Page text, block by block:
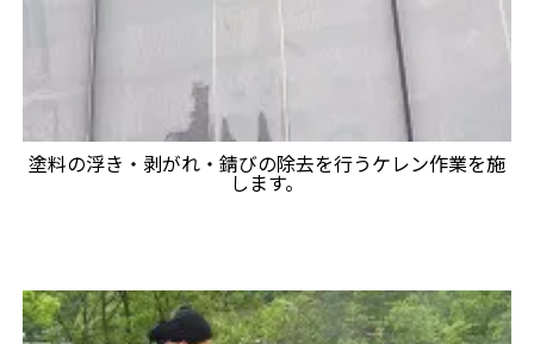
塗料の浮き・剥がれ・錆びの除去を行うケレン作業を施
します。